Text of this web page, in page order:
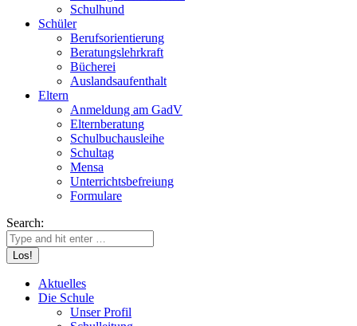
Schulhund
Schüler
Berufsorientierung
Beratungslehrkraft
Bücherei
Auslandsaufenthalt
Eltern
Anmeldung am GadV
Elternberatung
Schulbuchausleihe
Schultag
Mensa
Unterrichtsbefreiung
Formulare
Search:
Aktuelles
Die Schule
Unser Profil